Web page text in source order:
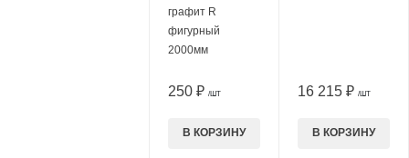
графит R
фигурный
2000мм
250 ₽ /ШТ
В КОРЗИНУ
16 215 ₽ /ШТ
В КОРЗИНУ